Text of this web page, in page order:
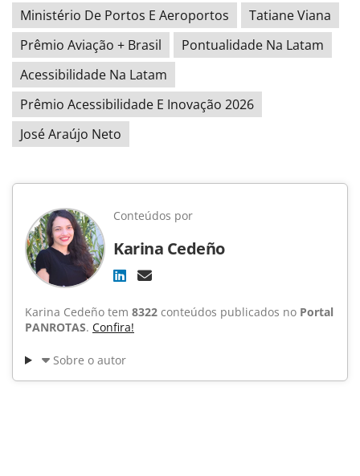
Ministério De Portos E Aeroportos
Tatiane Viana
Prêmio Aviação + Brasil
Pontualidade Na Latam
Acessibilidade Na Latam
Prêmio Acessibilidade E Inovação 2026
José Araújo Neto
Conteúdos por
Karina Cedeño
Karina Cedeño tem 8322 conteúdos publicados no Portal
PANROTAS. Confira!
Sobre o autor